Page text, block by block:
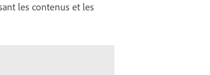
les contenus et les